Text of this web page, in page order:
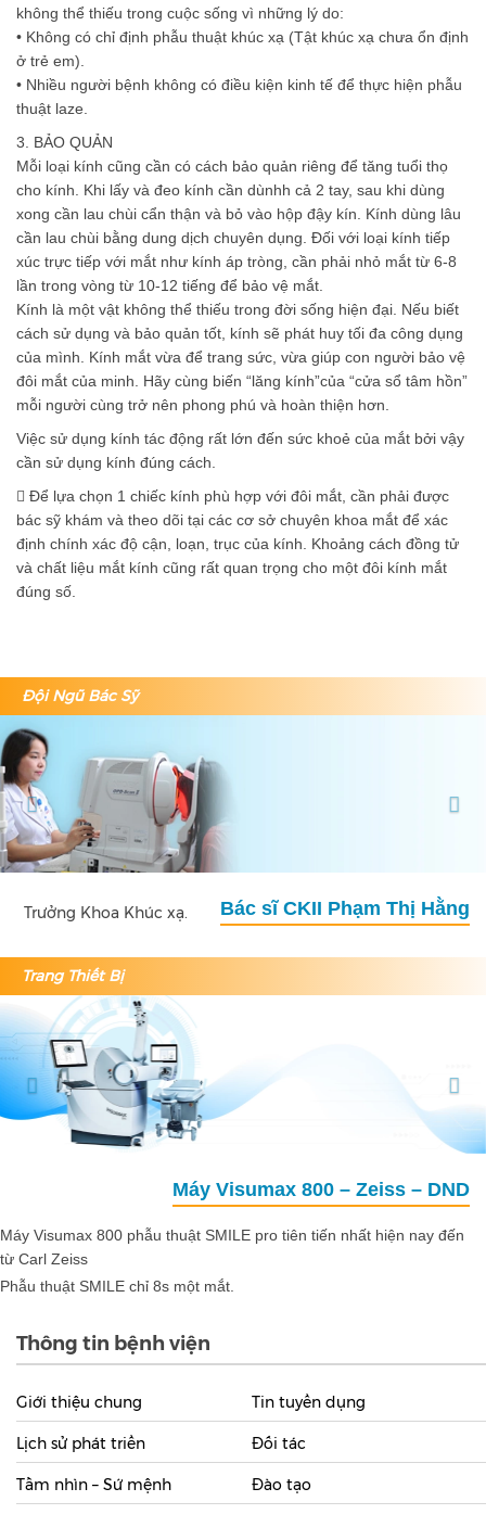
không thể thiếu trong cuộc sống vì những lý do:
• Không có chỉ định phẫu thuật khúc xạ (Tật khúc xạ chưa ổn định
ở trẻ em).
• Nhiều người bệnh không có điều kiện kinh tế để thực hiện phẫu
thuật laze.
3. BẢO QUẢN
Mỗi loại kính cũng cần có cách bảo quản riêng để tăng tuổi thọ
cho kính. Khi lấy và đeo kính cần dùnhh cả 2 tay, sau khi dùng
xong cần lau chùi cẩn thận và bỏ vào hộp đậy kín. Kính dùng lâu
cần lau chùi bằng dung dịch chuyên dụng. Đối với loại kính tiếp
xúc trực tiếp với mắt như kính áp tròng, cần phải nhỏ mắt từ 6-8
lần trong vòng từ 10-12 tiếng để bảo vệ mắt.
Kính là một vật không thể thiếu trong đời sống hiện đại. Nếu biết
cách sử dụng và bảo quản tốt, kính sẽ phát huy tối đa công dụng
của mình. Kính mắt vừa để trang sức, vừa giúp con người bảo vệ
đôi mắt của minh. Hãy cùng biến “lăng kính”của “cửa sổ tâm hồn”
mỗi người cùng trở nên phong phú và hoàn thiện hơn.
Việc sử dụng kính tác động rất lớn đến sức khoẻ của mắt bởi vậy
cần sử dụng kính đúng cách.
 Để lựa chọn 1 chiếc kính phù hợp với đôi mắt, cần phải được
bác sỹ khám và theo dõi tại các cơ sở chuyên khoa mắt để xác
định chính xác độ cận, loạn, trục của kính. Khoảng cách đồng tử
và chất liệu mắt kính cũng rất quan trọng cho một đôi kính mắt
đúng số.
Đội Ngũ Bác Sỹ
Thạc sĩ Bác sĩ Đặng Thị
Phó Giám đốc phụ trách
Bác sĩ CKII Phạm Thị Hằng
Khoa Khúc xạ.
Previous
Trang Thiết Bị
Máy Visumax 800 – Zeiss – DND
800 phẫu thuật SMILE pro tiên tiến nhất hiện nay đến
Zeiss
thuật SMILE chỉ 8s một mắt.
Máy phẫu thuật FEMTO LDV Z8 của hãng Ziemer
Đục thủy tinh thể.
Previous
Thông tin bệnh viện
Giới thiệu chung
Lịch sử phát triển
Tầm nhìn – Sứ mệnh
Tin tuyển dụng
Đối tác
Đào tạo